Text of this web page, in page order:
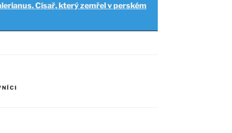
Císař, který zemřel v perském